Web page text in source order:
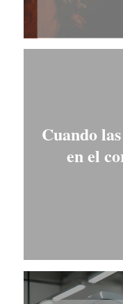
Cuando
en el